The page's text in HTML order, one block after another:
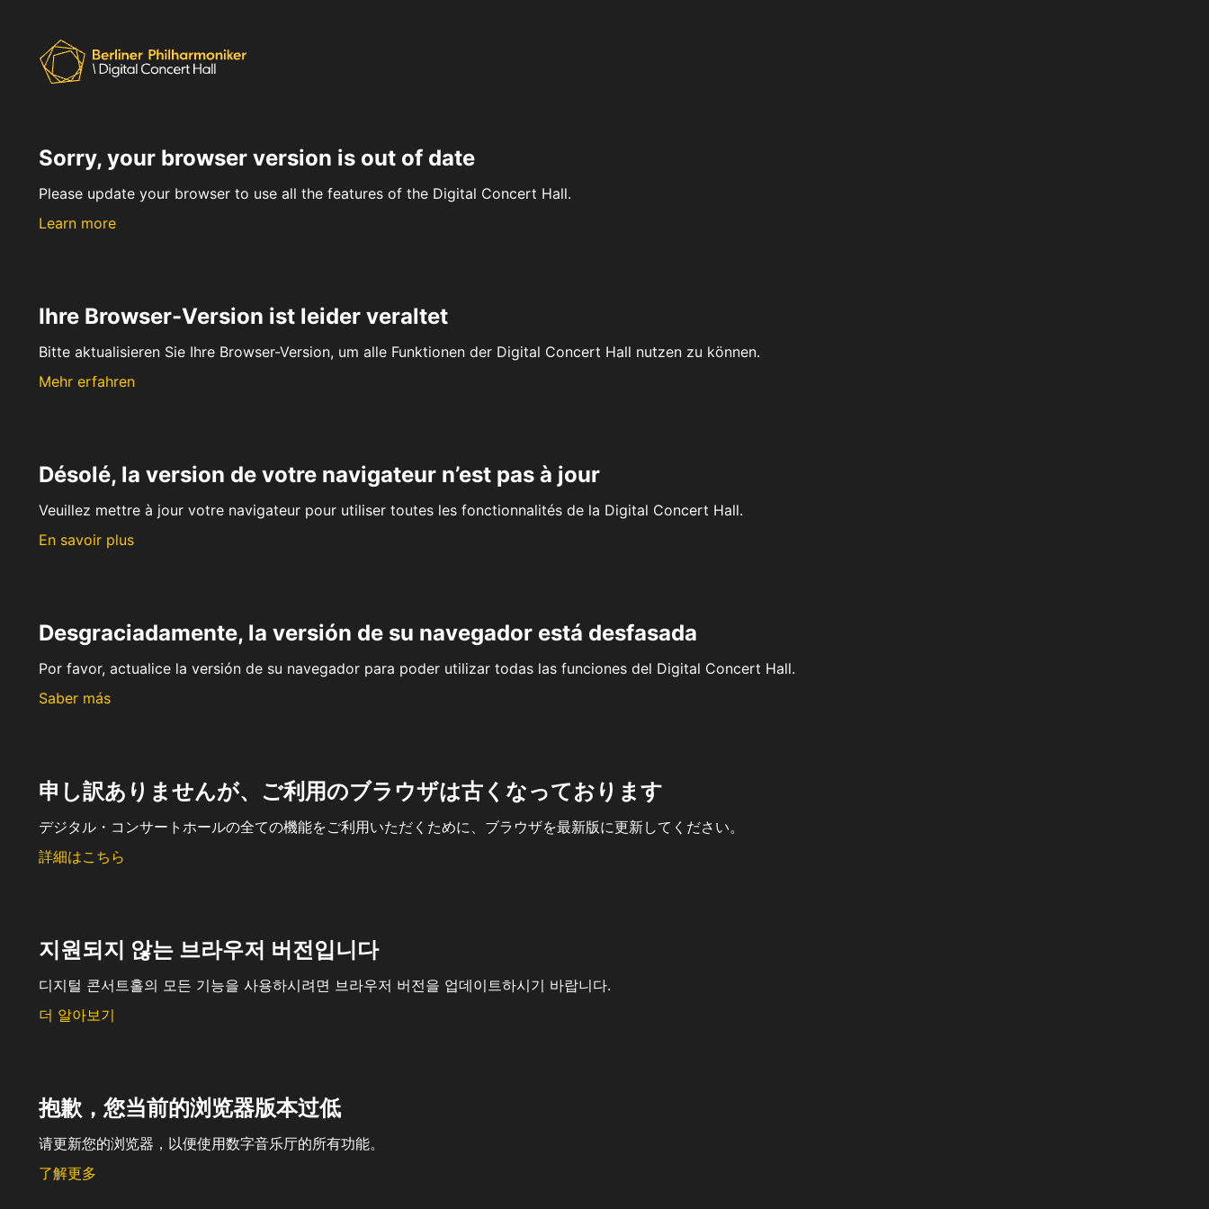
Sorry, your browser version is out of date
Please update your browser to use all the features of the Digital Concert Hall.
Learn more
Ihre Browser-Version ist leider veraltet
Bitte aktualisieren Sie Ihre Browser-Version, um alle Funktionen der Digital Concert Hall nutzen zu können.
Mehr erfahren
Désolé, la version de votre navigateur n’est pas à jour
Veuillez mettre à jour votre navigateur pour utiliser toutes les fonctionnalités de la Digital Concert Hall.
En savoir plus
Desgraciadamente, la versión de su navegador está desfasada
Por favor, actualice la versión de su navegador para poder utilizar todas las funciones del Digital Concert Hall.
Saber más
申し訳ありませんが、ご利用のブラウザは古くなっております
デジタル・コンサートホールの全ての機能をご利用いただくために、ブラウザを最新版に更新してください。
詳細はこちら
지원되지 않는 브라우저 버전입니다
디지털 콘서트홀의 모든 기능을 사용하시려면 브라우저 버전을 업데이트하시기 바랍니다.
더 알아보기
抱歉，您当前的浏览器版本过低
请更新您的浏览器，以便使用数字音乐厅的所有功能。
了解更多